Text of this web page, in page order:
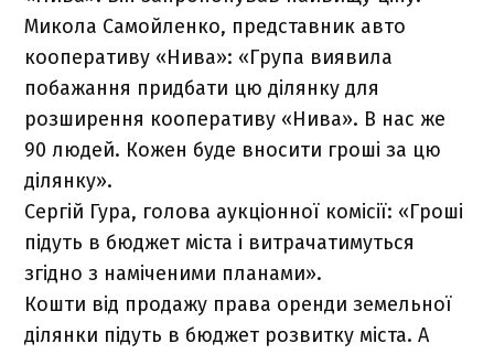
Микола Самойленко, представник авто
кооперативу «Нива»: «Група виявила
побажання придбати цю ділянку для
розширення кооперативу «Нива». В нас же
90 людей. Кожен буде вносити гроші за цю
ділянку».
Сергій Гура, голова аукціонної комісії: «Гроші
підуть в бюджет міста і витрачатимуться
згідно з наміченими планами».
Кошти від продажу права оренди земельної
ділянки підуть в бюджет розвитку міста. А